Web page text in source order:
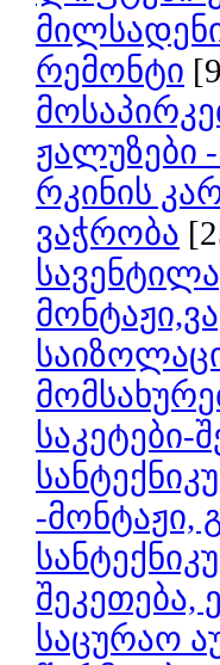
რემონტი
ჟალუზები
რკინის
ვაჭრობა
საკეტები-
-მონტაჟი,
შეკეთება,
საცურაო